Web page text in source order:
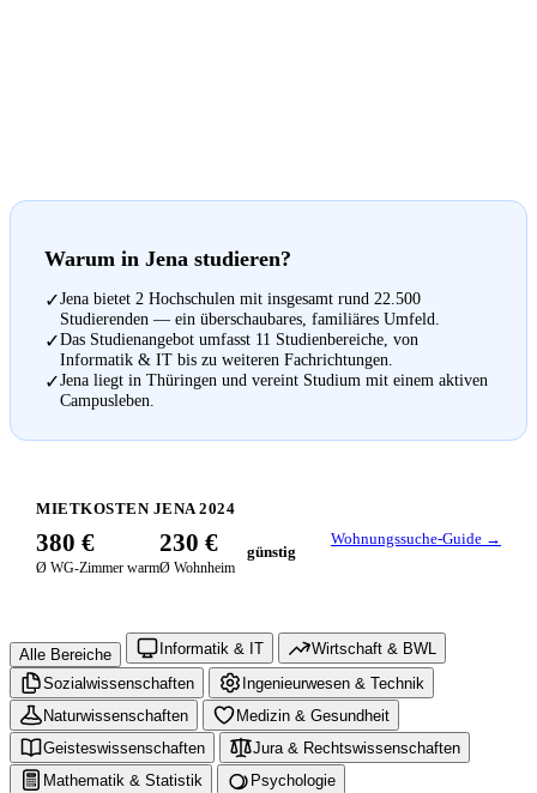
Warum in Jena studieren?
✓Jena bietet 2 Hochschulen mit insgesamt rund 22.500
Studierenden — ein überschaubares, familiäres Umfeld.
✓Das Studienangebot umfasst 11 Studienbereiche, von
Informatik & IT bis zu weiteren Fachrichtungen.
✓Jena liegt in Thüringen und vereint Studium mit einem aktiven
Campusleben.
MIETKOSTEN JENA 2024
380 €
Ø WG-Zimmer warm
230 €
Ø Wohnheim
günstig
Wohnungssuche-Guide →
Alle Bereiche Informatik & IT
Wirtschaft & BWL
Sozialwissenschaften
Ingenieurwesen & Technik
Naturwissenschaften
Medizin & Gesundheit
Geisteswissenschaften
Jura & Rechtswissenschaften
Mathematik & Statistik
Psychologie